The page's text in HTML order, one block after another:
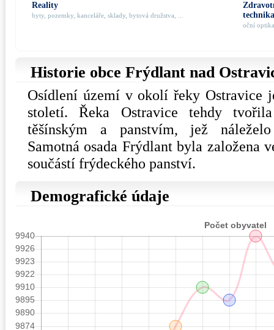
Reality
byty, pozemky, kanceláře, sklady, bytová družstva, ...
technika
oční
Historie obce Frýdlant nad
Osídlení území v okolí řeky Ostravice
století. Řeka Ostravice tehdy
těšínským a panstvím, jež
Samotná osada Frýdlant byla založena
součástí frýdeckého panství.
Demografické údaje